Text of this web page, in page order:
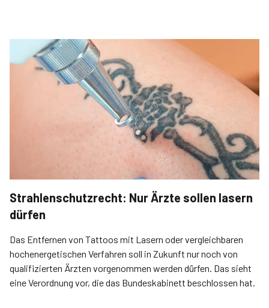
Strahlenschutzrecht: Nur Ärzte sollen lasern
dürfen
Das Entfernen von Tattoos mit Lasern oder vergleichbaren
hochenergetischen Verfahren soll in Zukunft nur noch von
qualifizierten Ärzten vorgenommen werden dürfen. Das sieht
eine Verordnung vor, die das Bundeskabinett beschlossen hat.